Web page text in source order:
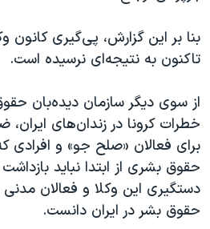
بنا بر این گزارش، پی‌گیری کانون
تاکنون به نتیجه‌ای نرسیده است.
از سوی دیگر سازمان دیده‌بان
خطرات کرونا در زندان‌های
برای فعالان «صلح جو» و افرادی
حقوق بشری از ابتدا نباید
دستگیری این وکلا و فعالان
حقوق بشر در ایران دانست.